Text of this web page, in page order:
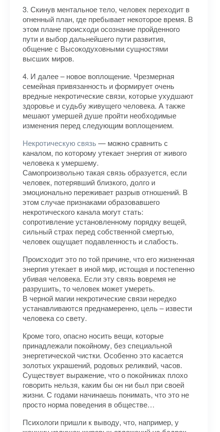
3. Скинув ментальное тело, человек переходит в
огненный план, где пребывает некоторое время. В
этом плане происходи осознание пройденного
пути и выбор дальнейшего пути развития,
общение с Высокодуховными сущностями
высших миров.
4. И далее – новое воплощение. Чрезмерная
семейная привязанность и формирует очень
вредные некротические связи, которые ухудшают
здоровье и судьбу живущего человека. А также
мешают умершей душе пройти необходимые
изменения перед следующим воплощением.
Некротическую связь — можно сравнить с
каналом, по которому утекает энергия от живого
человека к умершему.
Самопроизвольно такая связь образуется, если
человек, потерявший близкого, долго и
эмоционально переживает разрыв отношений. В
этом случае признаками образовавшего
некротического канала могут стать:
сопротивление установленному порядку вещей,
сильный страх перед собственной смертью,
человек ощущает подавленность и слабость.
Происходит это по той причине, что его жизненная
энергия утекает в иной мир, истощая и постепенно
убивая человека. Если эту связь вовремя не
разрушить, то человек может умереть.
В черной магии некротические связи нередко
устанавливаются преднамеренно, цель – извести
человека со свету.
Кроме того, опасно носить вещи, которые
принадлежали покойному, без специальной
энергетической чистки. Особенно это касается
золотых украшений, родовых реликвий, часов.
Существует выражение, что о покойниках плохо
говорить нельзя, каким бы он ни был при своей
жизни. С годами начинаешь понимать, что это не
просто норма поведения в обществе…
Психологи пришли к выводу, что, например, у